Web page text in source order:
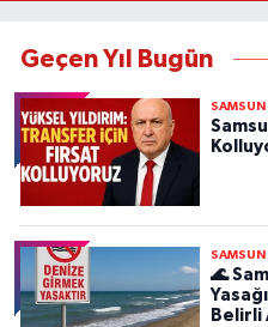
Geçen Yıl Bugün
SAMSUN
SAMSUN
🌊
Belirli